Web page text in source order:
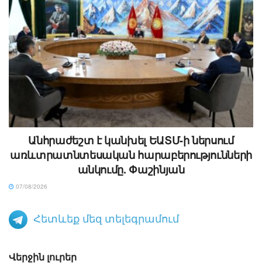
Անհրաժեշտ է կանխել ԵԱՏՄ-ի ներսում
առևտրատնտեսական հարաբերությունների
անկումը. Փաշինյան
07/08/2026
Հետևեք մեզ տելեգրամում
Վերջին լուրեր